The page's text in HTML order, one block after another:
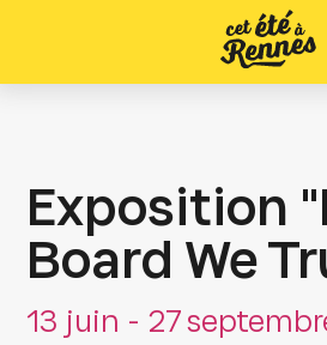
Exposition
Board We
13 juin - 27